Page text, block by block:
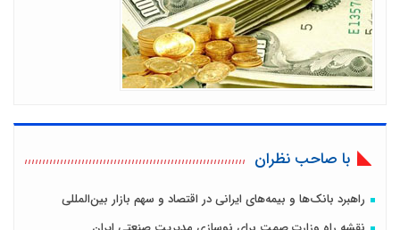
با صاحب نظران
راهبرد بانک‌ها و بیمه‌های ایرانی در اقتصاد و سهم بازار بین‌المللی